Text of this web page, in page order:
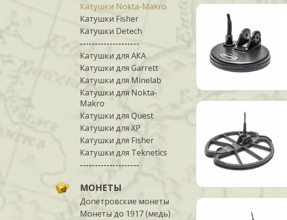
Катушки Nokta-Makro
Катушки Fisher
Катушки Detech
--------------------
Катушки для АКА
Катушки для Garrett
Катушки для Minelab
Катушки для Nokta-
Makro
Катушки для Quest
Катушки для XP
Катушки для Fisher
Катушки для Teknetics
--------------------
МОНЕТЫ
Допетровские монеты
Монеты до 1917 (медь)